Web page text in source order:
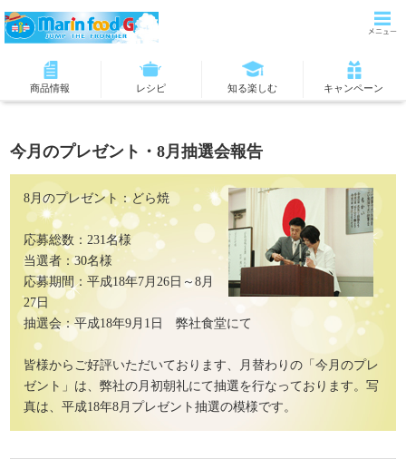
商品情報 レシピ 知る楽しむ キャンペーン
今月のプレゼント・8月抽選会報告
8月のプレゼント：どら焼
応募総数：231名様
当選者：30名様
応募期間：平成18年7月26日～8月
27日
抽選会：平成18年9月1日 弊社食堂にて
皆様からご好評いただいております、月替わりの「今月のプレ
ゼント」は、弊社の月初朝礼にて抽選を行なっております。写
真は、平成18年8月プレゼント抽選の模様です。